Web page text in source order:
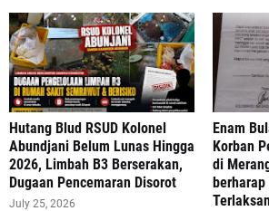
‎Hutang Blud RSUD Kolonel
Abundjani Belum Lunas Hingga
2026, Limbah B3 Berserakan,
Dugaan Pencemaran Disorot
July 25, 2026
Enam
Korban
di
berharap